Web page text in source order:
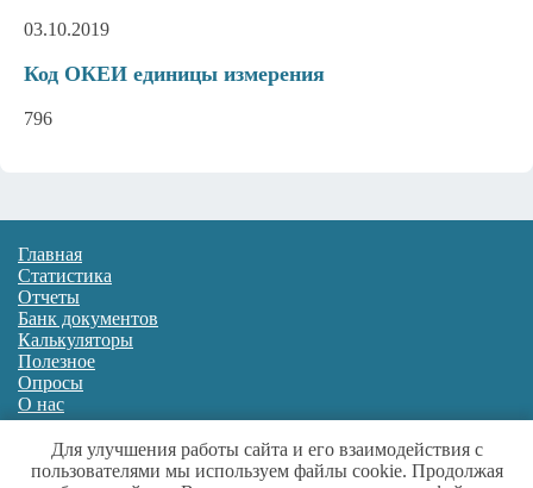
03.10.2019
Код ОКЕИ единицы измерения
796
Главная
Статистика
Отчеты
Банк документов
Калькуляторы
Полезное
Опросы
О нас
Источники данных:Росстат,ФНС, ФФОМС,
Росздравнадзор
Для улучшения работы сайта и его взаимодействия с
пользователями мы используем файлы cookie. Продолжая